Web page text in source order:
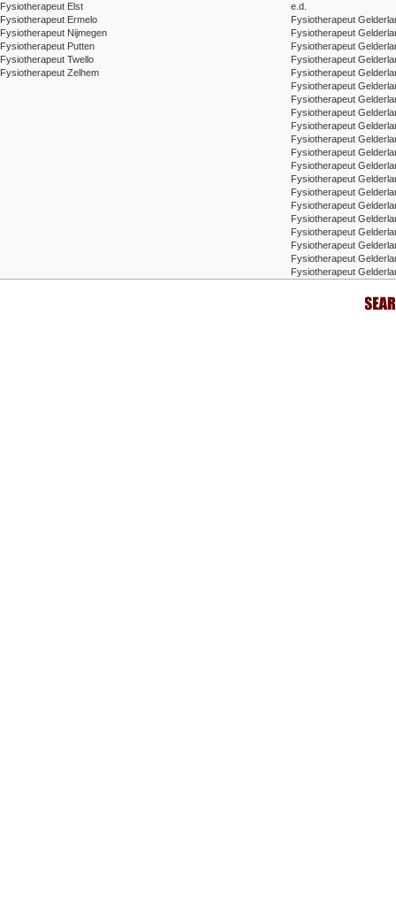
Fysiotherapeut Elst
Fysiotherapeut Ermelo
Fysiotherapeut Nijmegen
Fysiotherapeut Putten
Fysiotherapeut Twello
Fysiotherapeut Zelhem
e.d.
Fysiotherapeut
Fysiotherapeut
Fysiotherapeut
Fysiotherapeut
Fysiotherapeut
Fysiotherapeut
Fysiotherapeut
Fysiotherapeut
Fysiotherapeut
Fysiotherapeut
Fysiotherapeut
Fysiotherapeut
Fysiotherapeut
Fysiotherapeut
Fysiotherapeut
Fysiotherapeut
Fysiotherapeut
Fysiotherapeut
Fysiotherapeut
Fysiotherapeut